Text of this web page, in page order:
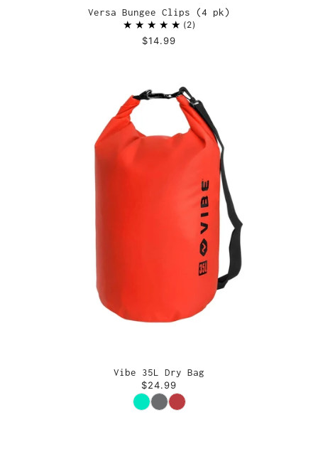
Versa Bungee Clips (4 pk)
2
$14.99
Vibe 35L Dry Bag
$24.99
Couleur